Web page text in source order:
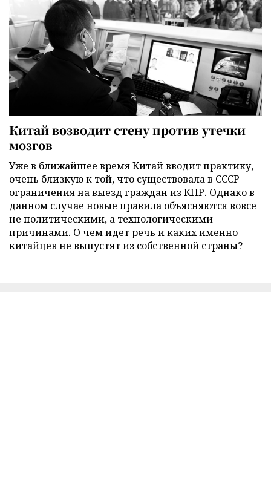
Китай возводит стену против утечки
мозгов
Уже в ближайшее время Китай вводит практику,
очень близкую к той, что существовала в СССР –
ограничения на выезд граждан из КНР. Однако в
данном случае новые правила объясняются вовсе
не политическими, а технологическими
причинами. О чем идет речь и каких именно
китайцев не выпустят из собственной страны?